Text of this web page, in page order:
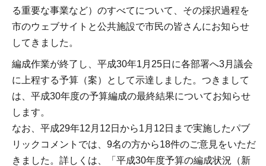
る重要な事業など）のすべてについて、その採択過程を
市のウェブサイトと公共施設で市民の皆さんにお知らせ
してきました。
編成作業が終了し、平成30年1月25日に各部署へ3月議会
に上程する予算（案）として示達しました。つきまして
は、平成30年度の予算編成の最終結果についてお知らせ
します。
なお、平成29年12月12日から1月12日まで実施したパブ
リックコメントでは、9名の方から18件のご意見をいただ
きました。詳しくは、「平成30年度予算の編成状況（新